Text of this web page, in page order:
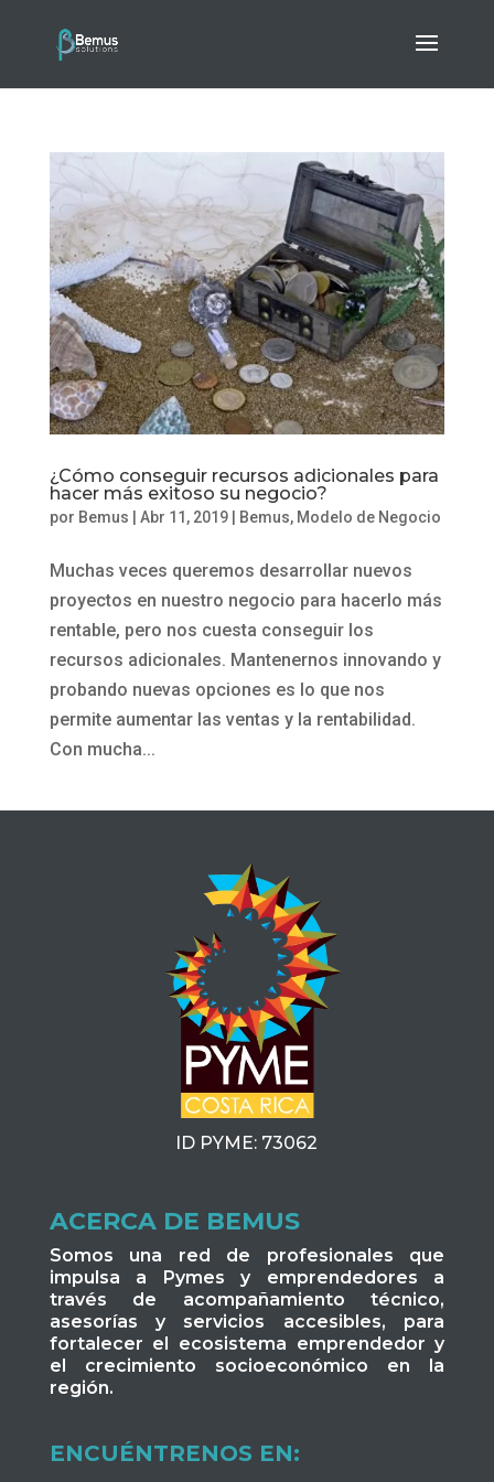
¿Cómo conseguir recursos adicionales para
hacer más exitoso su negocio?
por Bemus Abr 11, 2019| Bemus, Modelo de Negocio
Muchas veces queremos desarrollar nuevos
proyectos en nuestro negocio para hacerlo más
rentable, pero nos cuesta conseguir los
recursos adicionales. Mantenernos innovando y
probando nuevas opciones es lo que nos
permite aumentar las ventas y la rentabilidad.
Con mucha...
ID PYME: 73062
ACERCA DE BEMUS
Somos una red de profesionales que
impulsa a Pymes y emprendedores a
través de acompañamiento técnico,
asesorías y servicios accesibles, para
fortalecer el ecosistema emprendedor y
el crecimiento socioeconómico en la
región.
ENCUÉNTRENOS EN: